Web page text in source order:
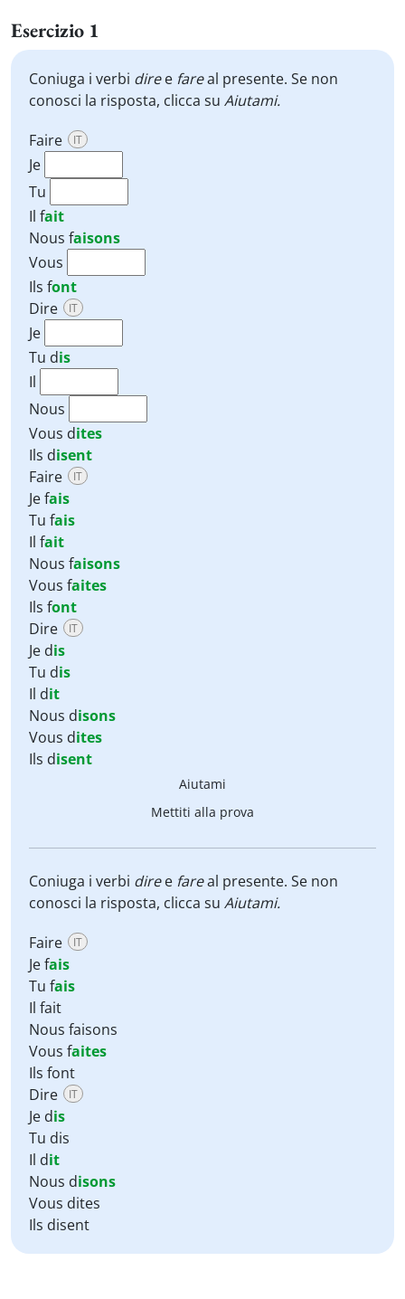
Esercizio 1
Coniuga i verbi diree fareal presente. Se non
conosci la risposta, clicca su Aiutami.
Faire
IT
Je
Tu
Il fait
Nous faisons
Vous
Ils font
Dire
IT
Je
Tu dis
Il
Nous
Vous dites
Ils disent
Faire
IT
Je fais
Tu fais
Il fait
Nous faisons
Vous faites
Ils font
Dire
IT
Je dis
Tu dis
Il dit
Nous disons
Vous dites
Ils disent
Aiutami
Mettiti alla prova
Coniuga i verbi diree fareal presente. Se non
conosci la risposta, clicca su Aiutami.
Faire
IT
Je fais
Tu fais
Il fait
Nous faisons
Vous faites
Ils font
Dire
IT
Je dis
Tu dis
Il dit
Nous disons
Vous dites
Ils disent